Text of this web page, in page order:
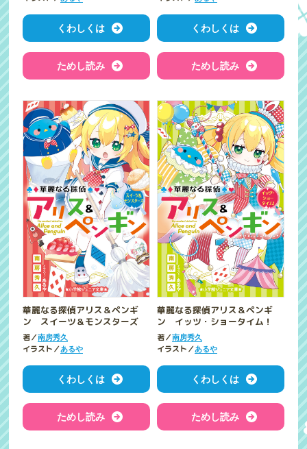
くわしくは
ためし読み
くわしくは
ためし読み
華麗なる探偵アリス＆ペンギ
ン スイーツ＆モンスターズ
著／南房秀久
イラスト／あるや
くわしくは
ためし読み
華麗なる探偵アリス＆ペンギ
ン イッツ・ショータイム！
著／南房秀久
イラスト／あるや
くわしくは
ためし読み